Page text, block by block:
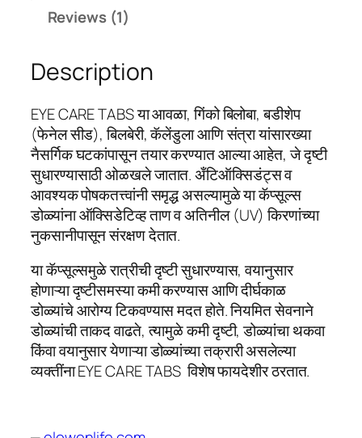
A
B
q
u
a
n
t
i
t
y
Reviews (1)
Description
EYE CARE TABS या आवळा, गिंको बिलोबा, बडीशेप
(फेनेल सीड), बिलबेरी, कॅलेंडुला आणि संत्रा यांसारख्या
नैसर्गिक घटकांपासून तयार करण्यात आल्या आहेत, जे दृष्टी
सुधारण्यासाठी ओळखले जातात. अँटिऑक्सिडंट्स व
आवश्यक पोषकतत्त्वांनी समृद्ध असल्यामुळे या कॅप्सूल्स
डोळ्यांना ऑक्सिडेटिव्ह ताण व अतिनील (UV) किरणांच्या
नुकसानीपासून संरक्षण देतात.
या कॅप्सूल्समुळे रात्रीची दृष्टी सुधारण्यास, वयानुसार
होणाऱ्या दृष्टीसमस्या कमी करण्यास आणि दीर्घकाळ
डोळ्यांचे आरोग्य टिकवण्यास मदत होते. नियमित सेवनाने
डोळ्यांची ताकद वाढते, त्यामुळे कमी दृष्टी, डोळ्यांचा थकवा
किंवा वयानुसार येणाऱ्या डोळ्यांच्या तक्रारी असलेल्या
व्यक्तींना EYE CARE TABS विशेष फायदेशीर ठरतात.